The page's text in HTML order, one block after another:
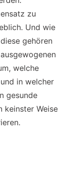
zu
Und wie
gehören
welche
in welcher
gesunde
keinster Weise